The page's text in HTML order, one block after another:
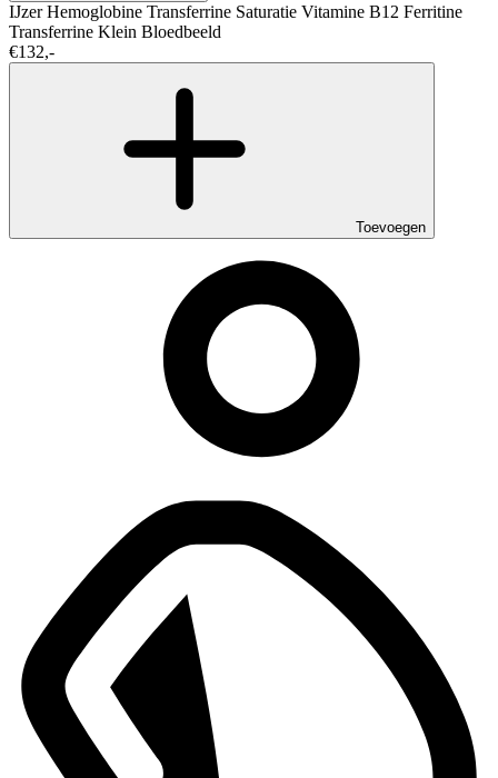
IJzerHemoglobine Transferrine Saturatie Vitamine B12 Ferritine
Transferrine Klein Bloedbeeld
€132,-
Toevoegen